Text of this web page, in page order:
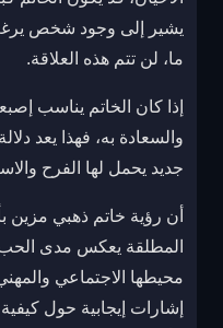
يشير إلى وجود شخص
ما، لن تتم هذه العلاقة.
إذا كان الخاتم يناسب
والسعادة به، فهذا يعد
جديد يحمل لها الفرح
أن رؤية خاتم ذهبي مزين
المطلقة يعكس مدى الحب
محيطها الاجتماعي
إشارات إيجابية حول